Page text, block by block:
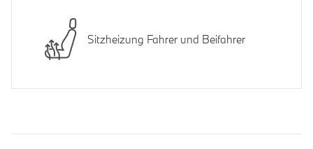
Sitzheizung Fahrer und Beifahrer